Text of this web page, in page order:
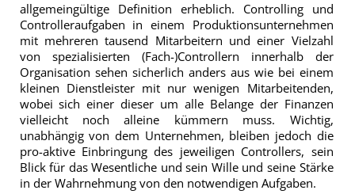
allgemeingültige Definition erheblich. Controlling und
Controlleraufgaben in einem Produktionsunternehmen
mit mehreren tausend Mitarbeitern und einer Vielzahl
von spezialisierten (Fach-)Controllern innerhalb der
Organisation sehen sicherlich anders aus wie bei einem
kleinen Dienstleister mit nur wenigen Mitarbeitenden,
wobei sich einer dieser um alle Belange der Finanzen
vielleicht noch alleine kümmern muss. Wichtig,
unabhängig von dem Unternehmen, bleiben jedoch die
pro-aktive Einbringung des jeweiligen Controllers, sein
Blick für das Wesentliche und sein Wille und seine Stärke
in der Wahrnehmung von den notwendigen Aufgaben.